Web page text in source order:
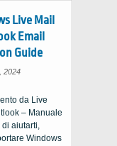
Live Mail
Email
Guide
2024
da Live
– Manuale
aiutarti,
Windows